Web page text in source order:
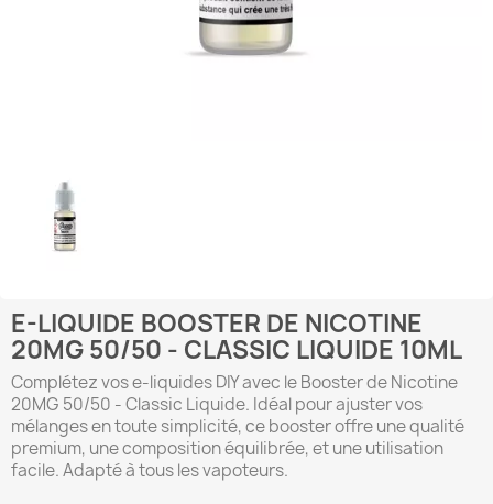
E-LIQUIDE BOOSTER DE NICOTINE
20MG 50/50 - CLASSIC LIQUIDE 10ML
Complétez vos e-liquides DIY avec le Booster de Nicotine
20MG 50/50 - Classic Liquide. Idéal pour ajuster vos
mélanges en toute simplicité, ce booster offre une qualité
premium, une composition équilibrée, et une utilisation
facile. Adapté à tous les vapoteurs.